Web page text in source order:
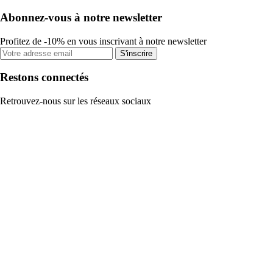
Abonnez-vous à notre newsletter
Profitez de -10% en vous inscrivant à notre newsletter
S'inscrire
Restons connectés
Retrouvez-nous sur les réseaux sociaux